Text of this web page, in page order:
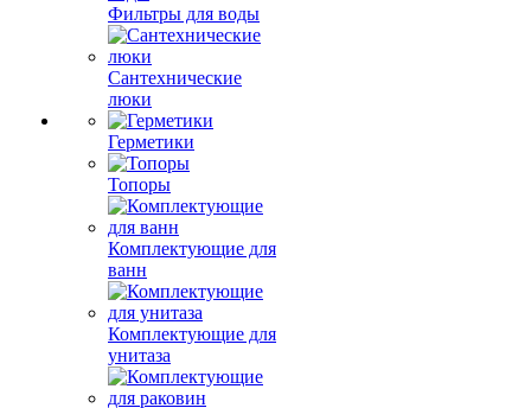
Фильтры для воды
Сантехнические
люки
Герметики
Топоры
Комплектующие для
ванн
Комплектующие для
унитаза